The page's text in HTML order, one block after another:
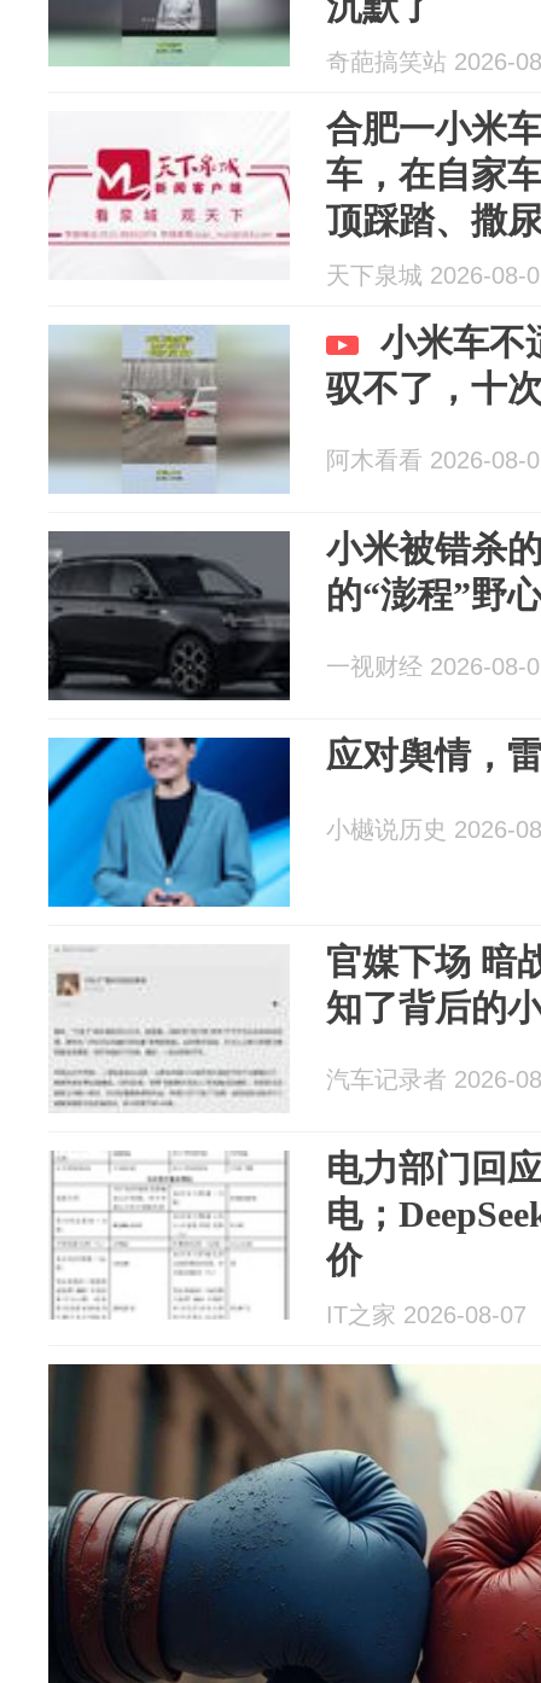
奇葩搞笑站 2026-
合肥一小米
车，在自家
顶踩踏、撒
24000元，
谱” 让车主
天下泉城 2026-08-
小米车不
驭不了，十
阿木看看 2026-08-
小米被错杀
的“澎程”野
一视财经 2026-08-
应对舆情，
小樾说历史 2026-
官媒下场 暗
知了背后的
汽车记录者 2026-
电力部门回
电；
价
IT之家 2026-08-07